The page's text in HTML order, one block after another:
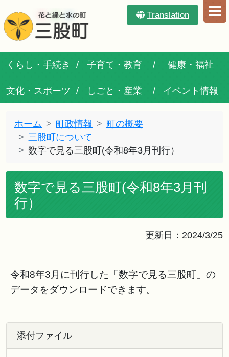
Translation
くらし・手続き 子育て・教育 健康・福祉
文化・スポーツ しごと・産業 イベント情報
ホーム 町政情報
町の概要
三股町について
数字で見る三股町(令和8年3月刊行）
数字で見る三股町(令和8年3月刊
行）
更新日：2024/3/25
令和8年3月に刊行した「数字で見る三股町」の
データをダウンロードできます。
添付ファイル